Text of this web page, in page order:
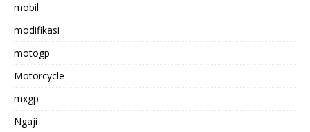
mobil
modifikasi
motogp
Motorcycle
mxgp
Ngaji